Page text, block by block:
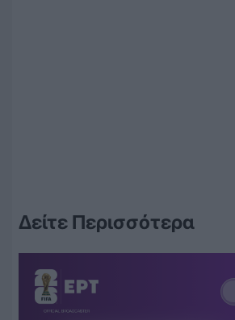
Δείτε Περισσότερα